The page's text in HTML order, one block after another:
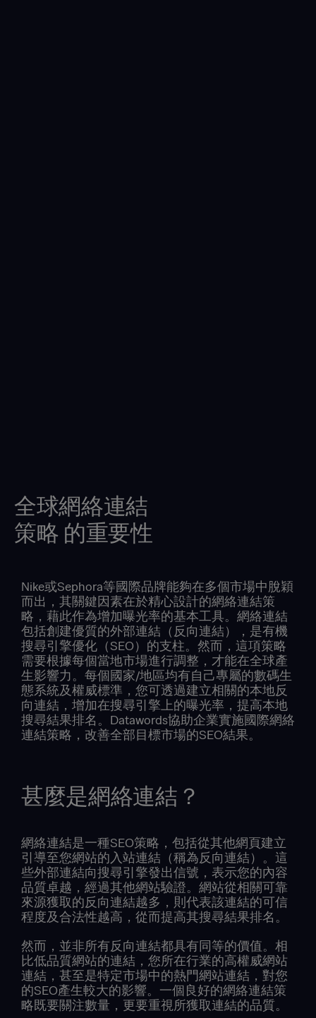
全球網絡連結
策略 的重要性
Nike或Sephora等國際品牌能夠在多個市場中脫穎
而出，其關鍵因素在於精心設計的網絡連結策
略，藉此作為增加曝光率的基本工具。網絡連結
包括創建優質的外部連結（反向連結），是有機
搜尋引擎優化（SEO）的支柱。然而，這項策略
需要根據每個當地市場進行調整，才能在全球產
生影響力。每個國家/地區均有自己專屬的數碼生
態系統及權威標準，您可透過建立相關的本地反
向連結，增加在搜尋引擎上的曝光率，提高本地
搜尋結果排名。Datawords協助企業實施國際網絡
連結策略，改善全部目標市場的SEO結果。
甚麼是網絡連結？
網絡連結是一種SEO策略，包括從其他網頁建立
引導至您網站的入站連結（稱為反向連結）。這
些外部連結向搜尋引擎發出信號，表示您的內容
品質卓越，經過其他網站驗證。網站從相關可靠
來源獲取的反向連結越多，則代表該連結的可信
程度及合法性越高，從而提高其搜尋結果排名。
然而，並非所有反向連結都具有同等的價值。相
比低品質網站的連結，您所在行業的高權威網站
連結，甚至是特定市場中的熱門網站連結，對您
的SEO產生較大的影響。一個良好的網絡連結策
略既要關注數量，更要重視所獲取連結的品質。